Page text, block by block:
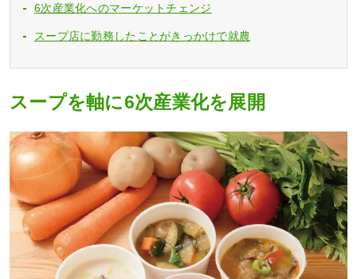
6次産業化へのマーケットチェンジ
スープ店に勤務したことがきっかけで就農
スープを軸に6次産業化を展開